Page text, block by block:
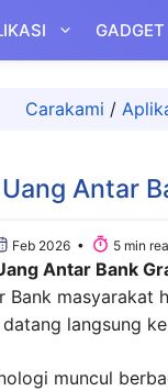
GADGET
Carakami /
Antar
Feb 2026 • 5 min
Antar Bank
masyarakat
langsung
muncul